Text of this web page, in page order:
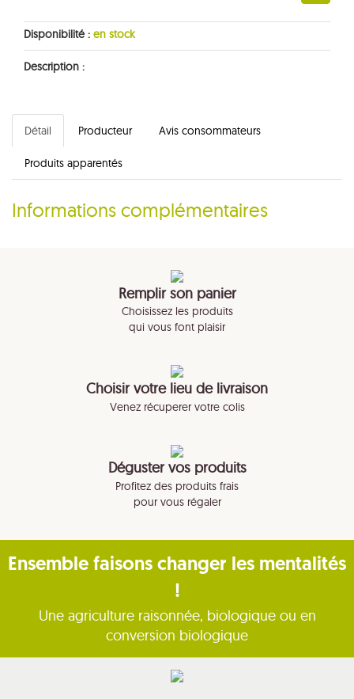
Disponibilité : en stock
Description :
Détail Producteur Avis consommateurs
Produits apparentés
Informations complémentaires
Remplir son panier
Choisissez les produits
qui vous font plaisir
Choisir votre lieu de livraison
Venez récuperer votre colis
Déguster vos produits
Profitez des produits frais
pour vous régaler
Ensemble faisons changer les mentalités
!
Une agriculture raisonnée, biologique ou en
conversion biologique